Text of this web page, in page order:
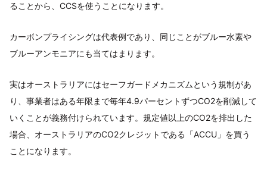
ることから、CCSを使うことになります。
カーボンプライシングは代表例であり、同じことがブルー水素や
ブルーアンモニアにも当てはまります。
実はオーストラリアにはセーフガードメカニズムという規制があ
り、事業者はある年限まで毎年4.9パーセントずつCO2を削減して
いくことが義務付けられています。規定値以上のCO2を排出した
場合、オーストラリアのCO2クレジットである「ACCU」を買う
ことになります。